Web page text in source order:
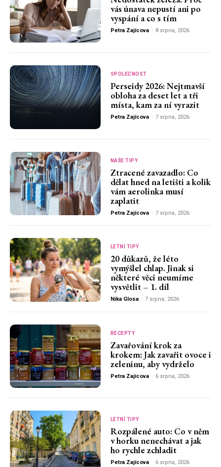
vás únava nepustí ani po
vyspání a co s tím
Petra Zajícova - 8 srpna, 2026
SPOLEČNOST
Perseidy 2026: Nejtmavší
obloha za deset let a tři
místa, kam za ní vyrazit
Petra Zajícova - 7 srpna, 2026
NAŠE TIPY
Ztracené zavazadlo: Co
dělat hned na letišti a kolik
vám aerolinka musí
zaplatit
Petra Zajícova - 7 srpna, 2026
LETNÍ TIPY
20 důkazů, že léto
vymýšlel chlap. Jinak si
některé věci neumíme
vysvětlit – 1. díl
Nika Glosa - 7 srpna, 2026
RECEPTY
Zavařování krok za
krokem: Jak zavařit ovoce i
zeleninu, aby vydrželo
Petra Zajícova - 6 srpna, 2026
LETNÍ TIPY
Rozpálené auto: Co v něm
v horku nenechávat a jak
ho rychle zchladit
Petra Zajícova - 6 srpna, 2026